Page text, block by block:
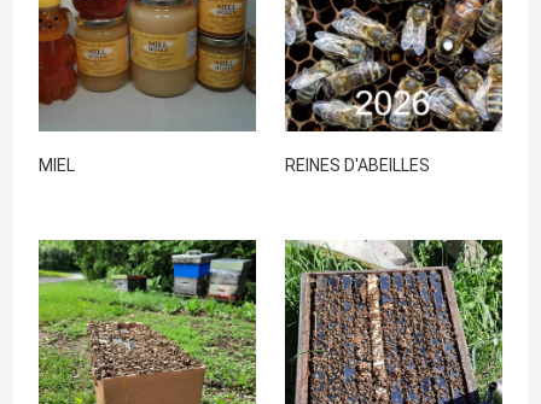
MIEL REINES D'ABEILLES